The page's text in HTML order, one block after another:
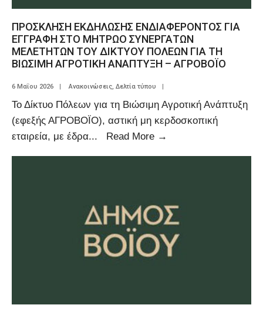
ΠΡΟΣΚΛΗΣΗ ΕΚΔΗΛΩΣΗΣ ΕΝΔΙΑΦΕΡΟΝΤΟΣ ΓΙΑ
ΕΓΓΡΑΦΗ ΣΤΟ ΜΗΤΡΩΟ ΣΥΝΕΡΓΑΤΩΝ
ΜΕΛΕΤΗΤΩΝ ΤΟΥ ΔΙΚΤΥΟΥ ΠΟΛΕΩΝ ΓΙΑ ΤΗ
ΒΙΩΣΙΜΗ ΑΓΡΟΤΙΚΗ ΑΝΑΠΤΥΞΗ – ΑΓΡΟΒΟΪΟ
6 Μαΐου 2026 | Ανακοινώσεις Δελτία τύπου |
Το Δίκτυο Πόλεων για τη Βιώσιμη Αγροτική Ανάπτυξη
(εφεξής ΑΓΡΟΒΟΪΟ), αστική μη κερδοσκοπική
εταιρεία, με έδρα... Read More →